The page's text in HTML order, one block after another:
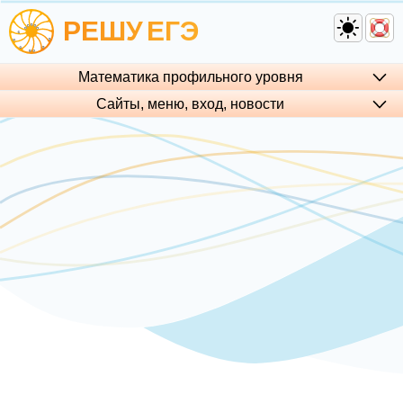
РЕШУЕГЭ
Математика профильного уровня
Сайты, меню, вход, но­во­сти